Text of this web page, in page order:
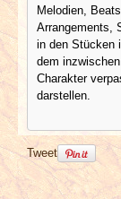
Melodien,
Arrangements,
in den Stücken
dem
Charakter
darstellen.
Tweet